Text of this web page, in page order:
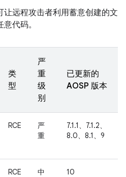
远程攻击者利用蓄意创建的文
代码。
类
型
严
重
级
别
已更新的
AOSP 版本
RCE
严
重
7.1.1、7.1.2、
8.0、8.1、9
RCE 中 10